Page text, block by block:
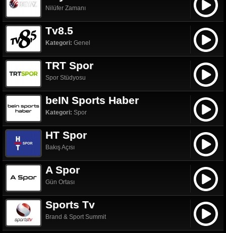
Nilüfer Zamanı
Tv8.5
Kategori: Genel
TRT Spor
Spor Stüdyosu
beIN Sports Haber
Kategori: Spor
HT Spor
Bakış Açısı
A Spor
Gün Ortası
Sports Tv
Brand & Sport Summit